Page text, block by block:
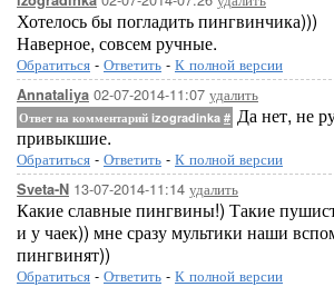
Хотелось бы погладить пингвинчика)))
Наверное, совсем ручные.
Обратиться - Ответить - К полной версии
Annataliya 02-07-2014-11:07 удалить
Ответ на комментарий izogradinka # Да нет, не
привыкшие.
Обратиться - Ответить - К полной версии
Sveta-N 13-07-2014-11:14 удалить
Какие славные пингвины!) Такие
и у чаек)) мне сразу мультики наши
пингвинят))
Обратиться - Ответить - К полной версии